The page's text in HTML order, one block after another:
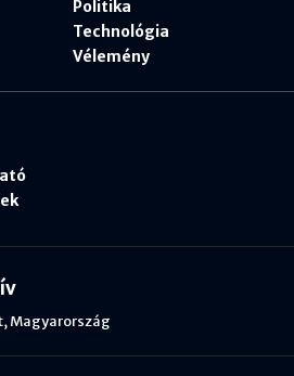
Politika
Technológia
Vélemény
Magyarország